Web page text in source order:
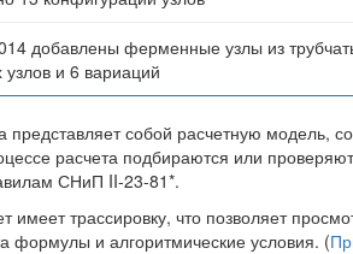
добавлены ферменные узлы из
и 6 вариаций
представляет собой расчетную модель,
расчета подбираются или
СНиП II-23-81*.
имеет трассировку, что позволяет
формулы и алгоритмические условия. (